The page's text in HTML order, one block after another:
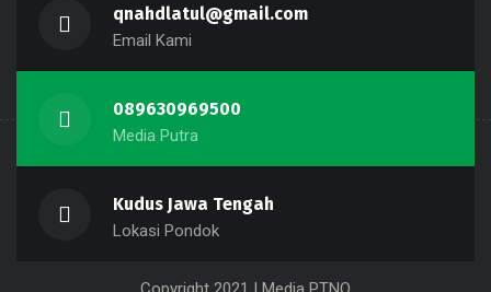
qnahdlatul@gmail.com
Email Kami
089630969500
Media Putra
Kudus Jawa Tengah
Lokasi Pondok